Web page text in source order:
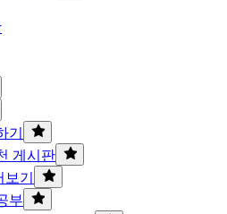
기
게시판
기
부